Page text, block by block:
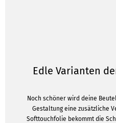
Edle Varianten
Noch schöner wird deine
Gestaltung eine zusätzliche
Softtouchfolie bekommt die